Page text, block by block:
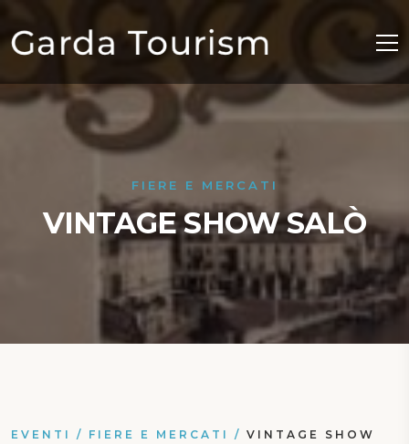
FIERE E MERCATI
VINTAGE SHOW SALÒ
EVENTI / FIERE E MERCATI / VINTAGE SHOW